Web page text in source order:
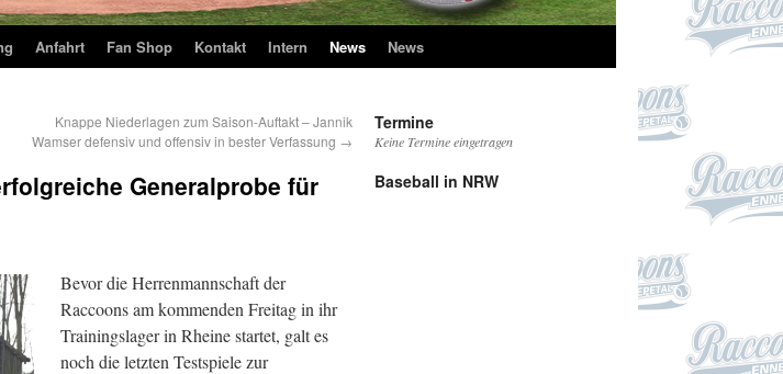
Anfahrt Fan Shop Kontakt Intern News News
Knappe Niederlagen zum Saison-Auftakt – Jannik
Wamser defensiv und offensiv in bester Verfassung →
Generalprobe für
Bevor die Herrenmannschaft der
Raccoons am kommenden Freitag in ihr
Trainingslager in Rheine startet, galt es
noch die letzten Testspiele zur
Termine
Keine Termine eingetragen
Baseball in NRW